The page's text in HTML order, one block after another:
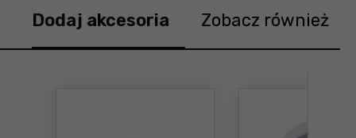
Dodaj akcesoria Zobacz również